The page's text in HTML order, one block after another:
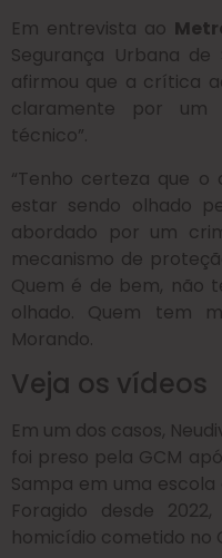
Em entrevista ao
Segurança Urbana de
afirmou que a crítica
claramente por um
técnico”.
“Tenho certeza que
estar sendo olhado
abordado por um
mecanismo de
Quem é de bem, não
olhado. Quem tem
Morando.
Veja os vídeos
Em um dos casos,
foi preso pela GCM
Sampa em uma escola
Foragido desde
homicídio cometido no